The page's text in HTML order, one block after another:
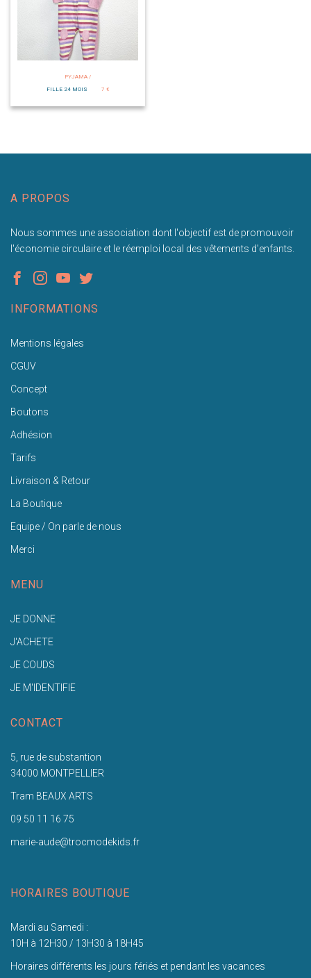
PYJAMA /
FILLE 24 MOIS
7 €
A PROPOS
Nous sommes une association dont l'objectif est de promouvoir
l'économie circulaire et le réemploi local des vêtements d'enfants.
INFORMATIONS
Mentions légales
CGUV
Concept
Boutons
Adhésion
Tarifs
Livraison & Retour
La Boutique
Equipe / On parle de nous
Merci
MENU
JE DONNE
J'ACHETE
JE COUDS
JE M'IDENTIFIE
CONTACT
5, rue de substantion
34000 MONTPELLIER
Tram BEAUX ARTS
09 50 11 16 75
marie-aude@trocmodekids.fr
HORAIRES BOUTIQUE
Mardi au Samedi :
10H à 12H30 / 13H30 à 18H45
Horaires différents les jours fériés et pendant les vacances